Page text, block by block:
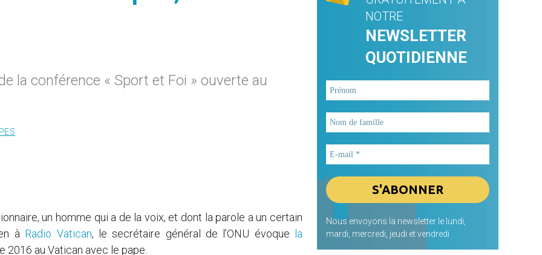
la conférence « Sport et Foi » ouverte au
un homme qui a de la voix, et dont la parole a un certain
à Radio Vatican, le secrétaire général de l’ONU évoque
la
2016 au Vatican avec le pape.
NOTRE
NEWSLETTER
QUOTIDIENNE
Nous envoyons la newsletter le lundi,
mardi, mercredi, jeudi et vendredi